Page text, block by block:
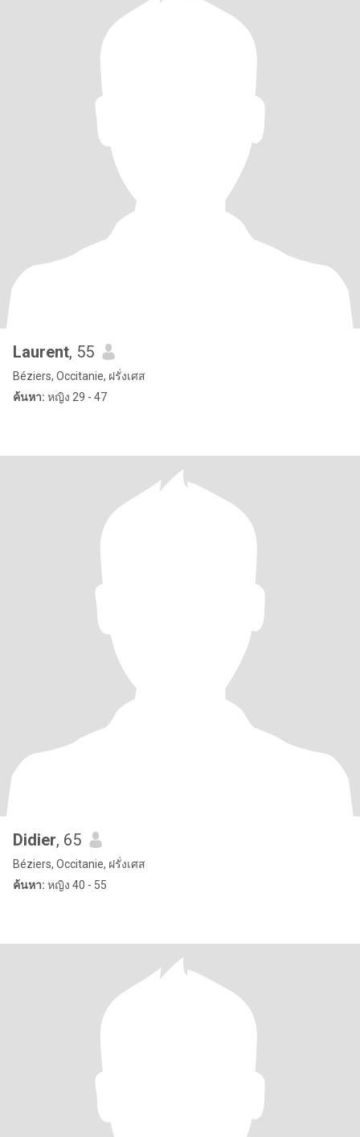
Laurent, 55
Béziers, Occitanie, ฝรั่งเศส
ค้นหา: หญิง 29 - 47
Didier, 65
Béziers, Occitanie, ฝรั่งเศส
ค้นหา: หญิง 40 - 55